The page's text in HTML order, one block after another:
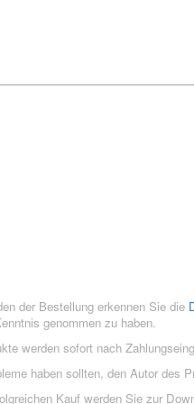
der Bestellung erkennen Sie die
genommen zu haben.
werden sofort nach
haben sollten, den Autor des
Kauf werden Sie zur